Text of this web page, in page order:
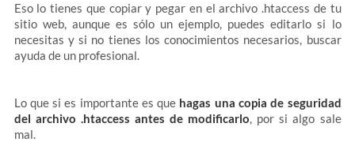
Eso lo tienes que copiar y pegar en el archivo .htaccess de tu
sitio web, aunque es sólo un ejemplo, puedes editarlo si lo
necesitas y si no tienes los conocimientos necesarios, buscar
ayuda de un profesional.
Lo que si es importante es que hagas una copia de seguridad
del archivo .htaccess antes de modificarlo, por si algo sale
mal.